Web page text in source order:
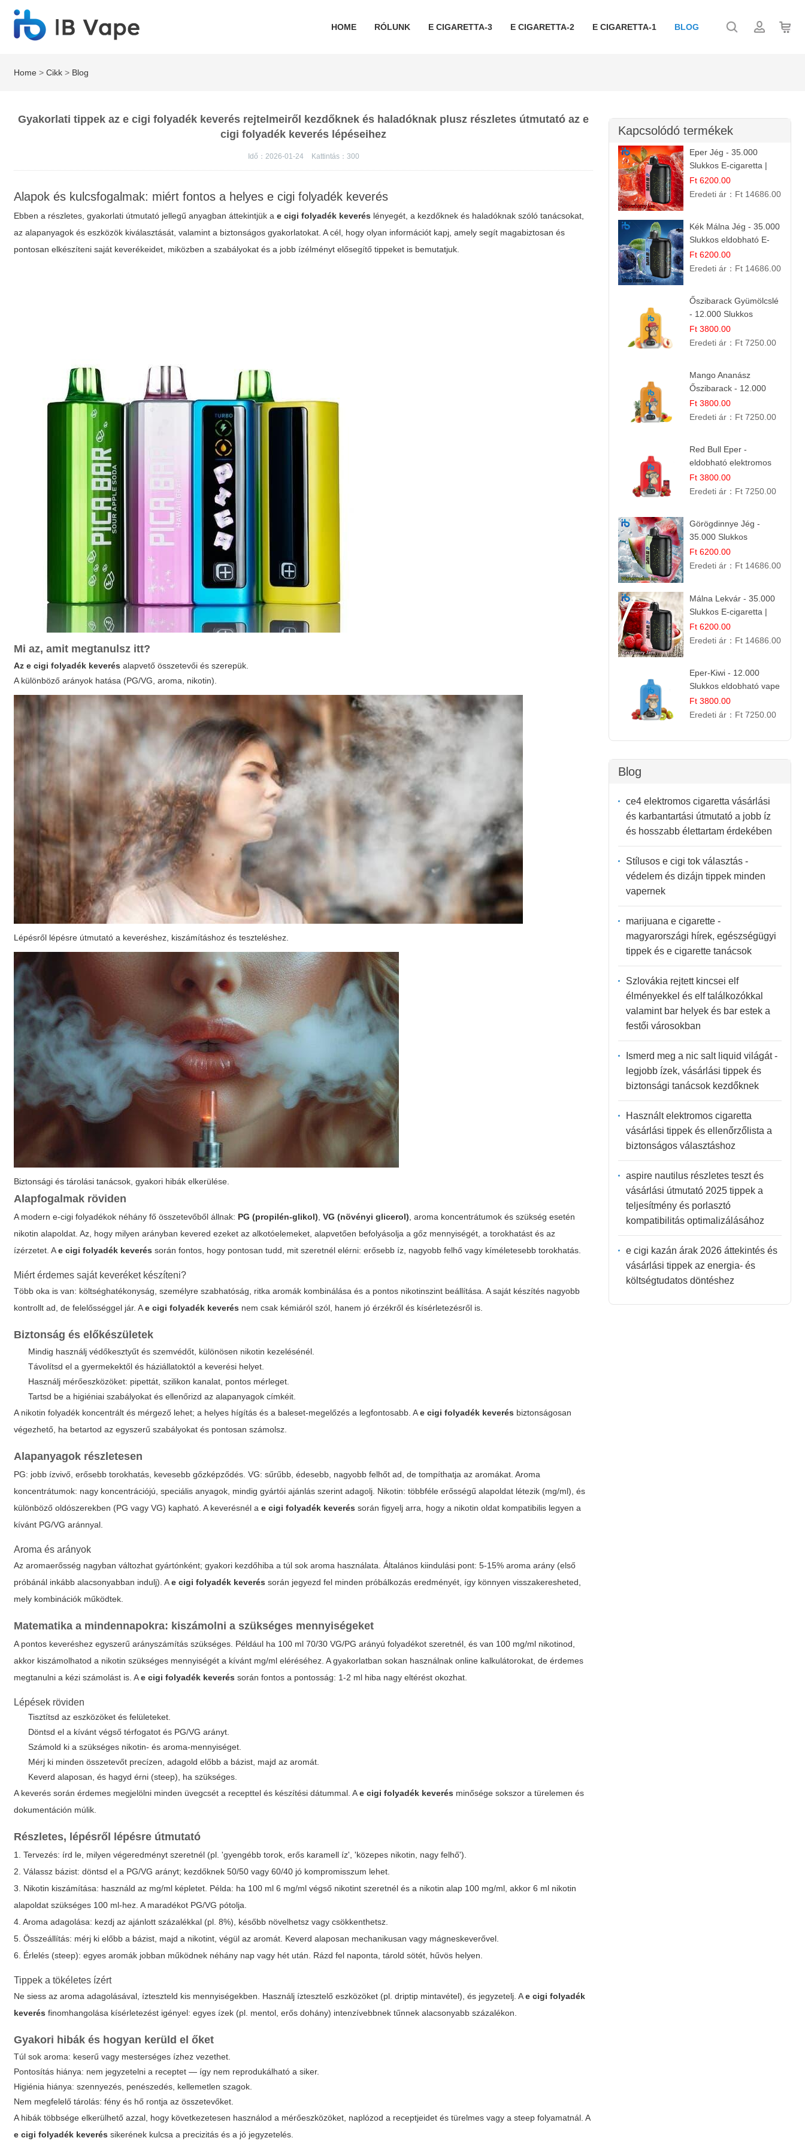
HOME RÓLUNK E CIGARETTA-3 E CIGARETTA-2 E CIGARETTA-1 BLOG
Home >Cikk > Blog
Gyakorlati tippek az e cigi folyadék keverés rejtelmeiről kezdőknek és haladóknak plusz részletes útmutató az e
cigi folyadék keverés lépéseihez
Idő：2026-01-24 Kattintás： 300
Alapok és kulcsfogalmak: miért fontos a helyes e cigi folyadék keverés
Ebben a részletes, gyakorlati útmutató jellegű anyagban áttekintjük ae cigi folyadék keverés lényegét, a kezdőknek és haladóknak szóló tanácsokat,
az alapanyagok és eszközök kiválasztását, valamint a biztonságos gyakorlatokat. A cél, hogy olyan információt kapj, amely segít magabiztosan és
pontosan elkészíteni saját keverékeidet, miközben aszabályokat és a jobb ízélményt elősegítő tippeket is bemutatjuk.
Mi az, amit megtanulsz itt?
Az e cigi folyadék keverés alapvető összetevői és szerepük.
A különböző arányok hatása (PG/VG, aroma, nikotin).
Lépésről lépésre útmutató a keveréshez, kiszámításhoz és teszteléshez.
Biztonsági és tárolási tanácsok, gyakori hibák elkerülése.
Alapfogalmak röviden
A modern e-cigi folyadékok néhány fő összetevőből állnak: PG (propilén-glikol) ,VG (növényi glicerol) , aroma koncentrátumok és szükség esetén
nikotin alapoldat. Az, hogy milyen arányban kevered ezeket az alkotóelemeket, alapvetően befolyásolja a gőz mennyiségét, a torokhatást és az
ízérzetet. Ae cigi folyadék keverés során fontos, hogy pontosan tudd, mit szeretnél elérni: erősebb íz, nagyobb felhő vagy kíméletesebb torokhatás.
Miért érdemes saját keveréket készíteni?
Több oka is van: költséghatékonyság, személyre szabhatóság, ritka aromák kombinálása és a pontos nikotinszint beállítása. A saját készítés nagyobb
kontrollt ad, de felelősséggel jár. Ae cigi folyadék keverés nem csak kémiáról szól, hanem jó érzékről és kísérletezésről is.
Biztonság és előkészületek
Mindig használj védőkesztyűt és szemvédőt, különösen nikotin kezelésénél.
Távolítsd el a gyermekektől és háziállatoktól a keverési helyet.
Használj mérőeszközöket: pipettát, szilikon kanalat, pontos mérleget.
Tartsd be a higiéniai szabályokat és ellenőrizd az alapanyagok címkéit.
A nikotin folyadék koncentrált és mérgező lehet; a helyes hígítás és a baleset-megelőzés a legfontosabb. Ae cigi folyadék keverés biztonságosan
végezhető, ha betartod az egyszerű szabályokat és pontosan számolsz.
Alapanyagok részletesen
PG: jobb ízvivő, erősebb torokhatás, kevesebb gőzképződés.VG: sűrűbb, édesebb, nagyobb felhőt ad, de tompíthatja az aromákat. Aroma
koncentrátumok: nagy koncentrációjú, speciális anyagok, mindig gyártói ajánlás szerint adagolj. Nikotin: többféle erősségű alapoldat létezik (mg/ml), és
különböző oldószerekben (PG vagy VG) kapható. A keverésnél ae cigi folyadék keverés során figyelj arra, hogy a nikotin oldat kompatibilis legyen a
kívánt PG/VG aránnyal.
Aroma és arányok
Az aromaerősség nagyban változhat gyártónként; gyakori kezdőhiba a túl sok aroma használata. Általános kiindulási pont: 5-15% aroma arány (első
próbánál inkább alacsonyabban indulj). Ae cigi folyadék keverés során jegyezd fel minden próbálkozás eredményét, így könnyen visszakeresheted,
mely kombinációk működtek.
Matematika a mindennapokra: kiszámolni a szükséges mennyiségeket
A pontos keveréshez egyszerű arányszámítás szükséges. Például ha 100 ml 70/30 VG/PG arányú folyadékot szeretnél, és van 100 mg/ml nikotinod,
akkor kiszámolhatod a nikotin szükséges mennyiségét a kívánt mg/ml eléréséhez. A gyakorlatban sokan használnak online kalkulátorokat, de érdemes
megtanulni a kézi számolást is. Ae cigi folyadék keverés során fontos a pontosság: 1-2 ml hiba nagy eltérést okozhat.
Lépések röviden
Tisztítsd az eszközöket és felületeket.
Döntsd el a kívánt végső térfogatot és PG/VG arányt.
Számold ki a szükséges nikotin- és aroma-mennyiséget.
Mérj ki minden összetevőt precízen, adagold előbb a bázist, majd az aromát.
Keverd alaposan, és hagyd érni (steep), ha szükséges.
A keverés során érdemes megjelölni minden üvegcsét a recepttel és készítési dátummal. Ae cigi folyadék keverés minősége sokszor a türelemen és
dokumentáción múlik.
Részletes, lépésről lépésre útmutató
1. Tervezés: írd le, milyen végeredményt szeretnél (pl. 'gyengébb torok, erős karamell íz', 'közepes nikotin, nagy felhő').
2. Válassz bázist: döntsd el a PG/VG arányt; kezdőknek 50/50 vagy 60/40 jó kompromisszum lehet.
3. Nikotin kiszámítása: használd az mg/ml képletet. Példa: ha 100 ml 6 mg/ml végső nikotint szeretnél és a nikotin alap 100 mg/ml, akkor 6 ml nikotin
alapoldat szükséges 100 ml-hez. A maradékot PG/VG pótolja.
4. Aroma adagolása: kezdj az ajánlott százalékkal (pl. 8%), később növelhetsz vagy csökkenthetsz.
5. Összeállítás: mérj ki előbb a bázist, majd a nikotint, végül az aromát. Keverd alaposan mechanikusan vagy mágneskeverővel.
6. Érlelés (steep): egyes aromák jobban működnek néhány nap vagy hét után. Rázd fel naponta, tárold sötét, hűvös helyen.
Tippek a tökéletes ízért
Ne siess az aroma adagolásával, ízteszteld kis mennyiségekben. Használj íztesztelő eszközöket (pl. driptip mintavétel), és jegyzetelj. Ae cigi folyadék
keverés finomhangolása kísérletezést igényel: egyes ízek (pl. mentol, erős dohány) intenzívebbnek tűnnek alacsonyabb százalékon.
Gyakori hibák és hogyan kerüld el őket
Túl sok aroma: keserű vagy mesterséges ízhez vezethet.
Pontosítás hiánya: nem jegyzetelni a receptet — így nem reprodukálható a siker.
Higiénia hiánya: szennyezés, penészedés, kellemetlen szagok.
Nem megfelelő tárolás: fény és hő rontja az összetevőket.
A hibák többsége elkerülhető azzal, hogy következetesen használod a mérőeszközöket, naplózod a receptjeidet és türelmes vagy a steep folyamatnál. A
e cigi folyadék keverés sikerének kulcsa a precizitás és a jó jegyzetelés.
Kapcsolódó termékek
Eper Jég - 35.000
Slukkos E-cigaretta |
IBVape Bar
Ft 6200.00
Eredeti ár： Ft 14686.00
Kék Málna Jég - 35.000
Slukkos eldobható E-
cigaretta | Frissítő
Ízélmény
Ft 6200.00
Eredeti ár： Ft 14686.00
Őszibarack Gyümölcslé
- 12.000 Slukkos
eldobható e-Cigaretta |
Friss Gyümölcs Íz
Ft 3800.00
Eredeti ár： Ft 7250.00
Mango Ananász
Őszibarack - 12.000
Slukkos eldobható e-
Cigaretta
Ft 3800.00
Eredeti ár： Ft 7250.00
Red Bull Eper -
eldobható elektromos
cigi | Energizáló
Gyümölcs Íz
Ft 3800.00
Eredeti ár： Ft 7250.00
Görögdinnye Jég -
35.000 Slukkos
eldobható vape |
IBVape Bar Frissítő
Ft 6200.00
Eredeti ár： Ft 14686.00
Málna Lekvár - 35.000
Slukkos E-cigaretta |
IBVape Bar Édes
Gyümölcs Íz
Ft 6200.00
Eredeti ár： Ft 14686.00
Eper-Kiwi - 12.000
Slukkos eldobható vape
| Friss Gyümölcs
Kombináció
Ft 3800.00
Eredeti ár： Ft 7250.00
Blog
ce4 elektromos cigaretta vásárlási
és karbantartási útmutató a jobb íz
és hosszabb élettartam érdekében
Stílusos e cigi tok választás -
védelem és dizájn tippek minden
vapernek
marijuana e cigarette -
magyarországi hírek, egészségügyi
tippek és e cigarette tanácsok
Szlovákia rejtett kincsei elf
élményekkel és elf találkozókkal
valamint bar helyek és bar estek a
festői városokban
Ismerd meg a nic salt liquid világát -
legjobb ízek, vásárlási tippek és
biztonsági tanácsok kezdőknek
Használt elektromos cigaretta
vásárlási tippek és ellenőrzőlista a
biztonságos választáshoz
aspire nautilus részletes teszt és
vásárlási útmutató 2025 tippek a
teljesítmény és porlasztó
kompatibilitás optimalizálásához
e cigi kazán árak 2026 áttekintés és
vásárlási tippek az energia- és
költségtudatos döntéshez